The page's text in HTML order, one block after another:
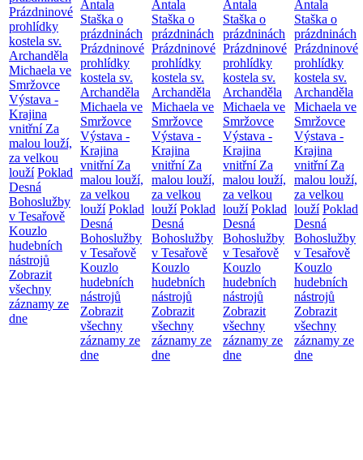
Prázdninové
prohlídky
kostela sv.
Archanděla
Michaela ve
Smržovce
Výstava -
Krajina
vnitřní Za
malou louží,
za velkou
louží Poklad
Desná
Bohoslužby
v Tesařově
Kouzlo
hudebních
nástrojů
Zobrazit
všechny
záznamy ze
dne
Antala
Staška o
prázdninách
Prázdninové
prohlídky
kostela sv.
Archanděla
Michaela ve
Smržovce
Výstava -
Krajina
vnitřní Za
malou louží,
za velkou
louží Poklad
Desná
Bohoslužby
v Tesařově
Kouzlo
hudebních
nástrojů
Zobrazit
všechny
záznamy ze
dne
Antala
Staška o
prázdninách
Prázdninové
prohlídky
kostela sv.
Archanděla
Michaela ve
Smržovce
Výstava -
Krajina
vnitřní Za
malou louží,
za velkou
louží Poklad
Desná
Bohoslužby
v Tesařově
Kouzlo
hudebních
nástrojů
Zobrazit
všechny
záznamy ze
dne
Antala
Staška o
prázdninách
Prázdninové
prohlídky
kostela sv.
Archanděla
Michaela ve
Smržovce
Výstava -
Krajina
vnitřní Za
malou louží,
za velkou
louží Poklad
Desná
Bohoslužby
v Tesařově
Kouzlo
hudebních
nástrojů
Zobrazit
všechny
záznamy ze
dne
Antala
Staška o
prázdninách
Prázdninové
prohlídky
kostela sv.
Archanděla
Michaela ve
Smržovce
Výstava -
Krajina
vnitřní Za
malou louží,
za velkou
louží Poklad
Desná
Bohoslužby
v Tesařově
Kouzlo
hudebních
nástrojů
Zobrazit
všechny
záznamy ze
dne